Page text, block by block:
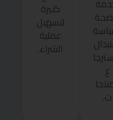
ع
ت.
كثيرة
لتسهيل
عملية
الشراء.